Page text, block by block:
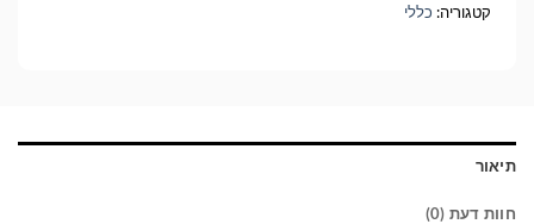
קטגוריה: כללי
תיאור
חוות דעת (0)